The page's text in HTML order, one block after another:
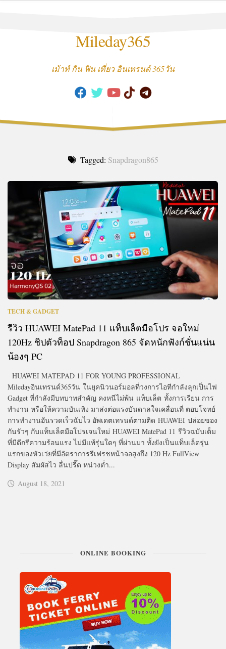
Mileday365
เม้าท์ กิน ฟิน เที่ยว อินเทรนด์ 365วัน
Tagged: Snapdragon865
TECH & GADGET
รีวิว HUAWEI MatePad 11 แท็บเล็ตมือโปร จอใหม่
120Hz ชิปตัวท็อป Snapdragon 865 จัดหนักฟังก์ชั่นแน่น
น้องๆ PC
HUAWEI MATEPAD 11 FOR YOUNG PROFESSIONAL
Miledayอินเทรนด์365วัน ในยุคนิวนอร์มอลที่วงการไอทีกำลังลุกเป็นไฟ
Gadget ที่กำลังมีบทบาทสำคัญ คงหนีไม่พ้น แท็บเล็ต ทั้งการเรียน การ
ทำงาน หรือให้ความบันเทิง มาส่งต่อแรงบันดาลใจเคลื่อนที่ ตอบโจทย์
การทำงานอันรวดเร็วฉับไว อัพเดตเทรนด์ตามติด HUAWEI ปล่อยของ
กันรัวๆ กับแท็บเล็ตมือโปรเจนใหม่ HUAWEI MatePad 11 รีวิวฉบับเต็ม
ที่มีดีกรีความร้อนแรง ไม่มีแพ้รุ่นใดๆ ที่ผ่านมา ทั้งยังเป็นแท็บเล็ตรุ่น
แรกของหัวเว่ยที่มีอัตราการรีเฟรชหน้าจอสูงถึง 120 Hz FullView
Display สัมผัสไว ลื่นปรื๊ด หน่วงต่ำ...
August 18, 2021
ONLINE BOOKING